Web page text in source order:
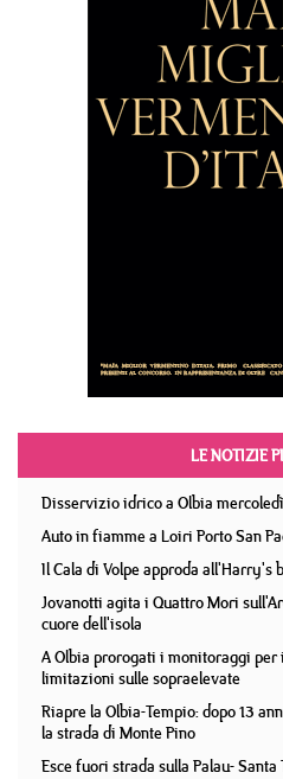
LE NOTIZIE
Disservizio idrico a Olbia
Auto in fiamme a Loiri Porto San
Il Cala di Volpe approda all'Harry's
Jovanotti agita i Quattro Mori
cuore dell'isola
A Olbia prorogati i monitoraggi
limitazioni sulle sopraelevate
Riapre la Olbia-Tempio: dopo 13
la strada di Monte Pino
Esce fuori strada sulla Palau- Santa